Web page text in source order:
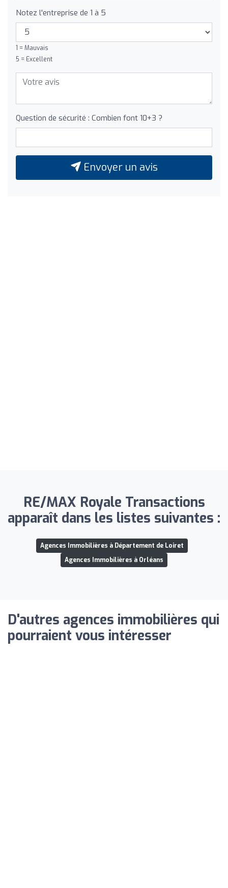
Notez l'entreprise de 1 à 5
1 = Mauvais
5 = Excellent
Question de sécurité : Combien font 10+3 ?
Envoyer un avis
RE/MAX Royale Transactions
apparaît dans les listes suivantes :
Agences Immobilières à Département de Loiret
Agences Immobilières à Orléans
D'autres agences immobilières qui
pourraient vous intéresser